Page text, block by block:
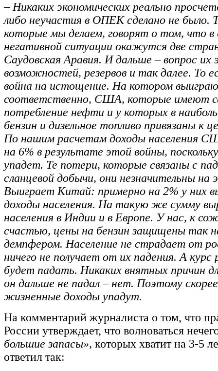
– Никаких экономических реально
либо неучастия в ОПЕК сделано не было.
которые мы делаем, говорят о том, что в
негативной ситуации окажутся две
Саудовская Аравия. И дальше – вопрос их
возможностей, резервов и так далее. То
война на истощение. На котором
соответственно, США, которые имеют
потребление нефти и у которых в
бензин и дизельное топливо привязаны к
По нашим расчетам доходы населения
на 6% в результате этой войны,
упадет. Те потери, которые связаны с
сланцевой добычи, они незначительны на
Выиграет Китай: примерно на 2% у них
доходы населения. На такую же сумму
населения в Индии и в Европе. У нас, к
счастью, цены на бензин защищены так
демпфером. Население не страдает от
ничего не получает от их падения. А курс
будет падать. Никаких внятных причин
он дальше не падал – нет. Поэтому скорее
жизненные доходы упадут.
На комментарий журналиста о том, что
России утверждает, что волноваться
большие запасы», которых хватит на 3-5
ответил так: